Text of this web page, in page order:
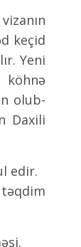
keçid
Yeni
olub-
Daxili
edir.